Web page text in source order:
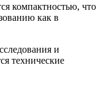
компактностью, что
как в
и
технические